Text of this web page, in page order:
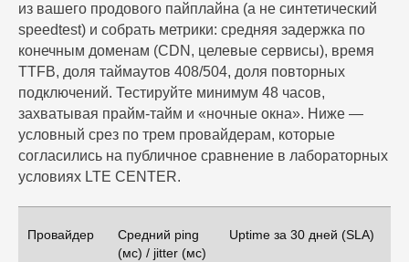
из вашего продового пайплайна (а не синтетический
speedtest) и собрать метрики: средняя задержка по
конечным доменам (CDN, целевые сервисы), время
TTFB, доля таймаутов 408/504, доля повторных
подключений. Тестируйте минимум 48 часов,
захватывая прайм‑тайм и «ночные окна». Ниже —
условный срез по трем провайдерам, которые
согласились на публичное сравнение в лабораторных
условиях LTE CENTER.
Провайдер
Средний ping
(мс) / jitter (мс)
Uptime за 30 дней (SLA)